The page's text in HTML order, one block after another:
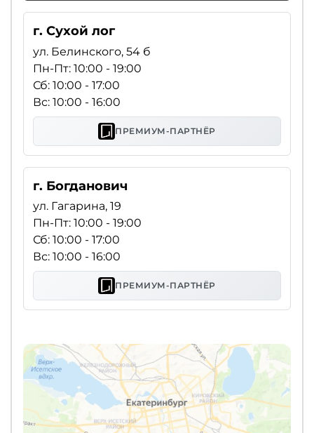
г. Сухой лог
ул. Белинского, 54 б
Пн-Пт: 10:00 - 19:00
Сб: 10:00 - 17:00
Вс: 10:00 - 16:00
ПРЕМИУМ-ПАРТНЁР
г. Богданович
ул. Гагарина, 19
Пн-Пт: 10:00 - 19:00
Сб: 10:00 - 17:00
Вс: 10:00 - 16:00
ПРЕМИУМ-ПАРТНЁР